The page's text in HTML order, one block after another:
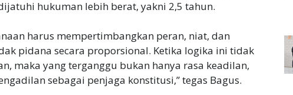
hukuman lebih berat, yakni 2,5 tahun.
harus mempertimbangkan peran, niat, dan
pidana secara proporsional. Ketika logika ini tidak
maka yang terganggu bukan hanya rasa keadilan,
sebagai penjaga konstitusi,” tegas Bagus.